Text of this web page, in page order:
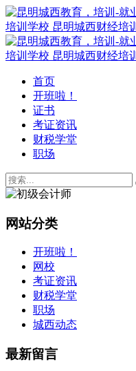
首页
开班啦！
证书
考证资讯
财税学堂
职场
网站分类
开班啦！
网校
考证资讯
财税学堂
职场
城西动态
最新留言